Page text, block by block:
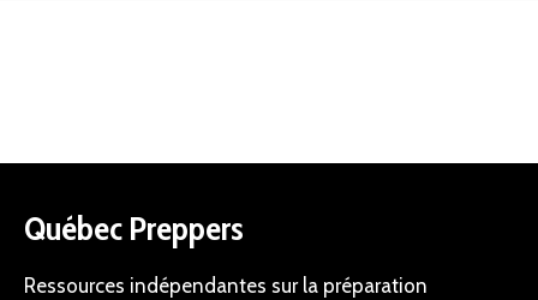
Québec Preppers
Ressources indépendantes sur la préparation